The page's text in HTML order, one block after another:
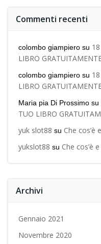
Commenti recenti
colombo giampiero su
LIBRO
colombo giampiero su
LIBRO
Maria pia Di Prossimo su
TUO LIBRO
yuk slot88 su Che cos’è
yukslot88 su Che cos’è
Archivi
Gennaio 2021
Novembre 2020